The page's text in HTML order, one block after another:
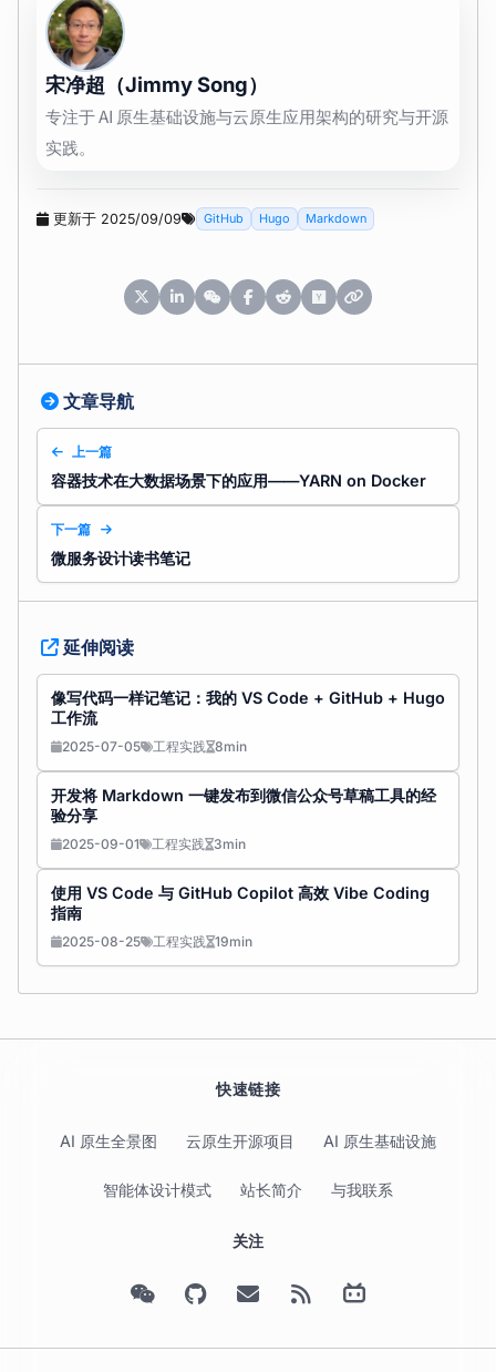
宋净超（Jimmy Song）
专注于 AI 原生基础设施与云原生应用架构的研究与开源
实践。
更新于 2025/09/09 GitHub Hugo Markdown
文章导航
上一篇
容器技术在大数据场景下的应用——YARN on Docker
下一篇
微服务设计读书笔记
延伸阅读
像写代码一样记笔记：我的 VS Code + GitHub + Hugo
工作流
2025-07-05 工程实践 8min
开发将 Markdown 一键发布到微信公众号草稿工具的经
验分享
2025-09-01 工程实践 3min
使用 VS Code 与 GitHub Copilot 高效 Vibe Coding
指南
2025-08-25 工程实践 19min
快速链接
AI 原生全景图 云原生开源项目 AI 原生基础设施
智能体设计模式 站长简介 与我联系
关注